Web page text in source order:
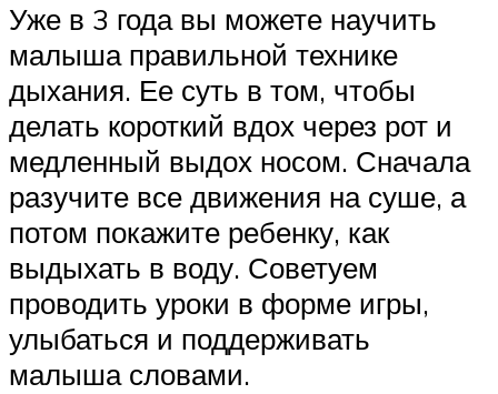
Уже в 3 года вы можете научить
малыша правильной технике
дыхания. Ее суть в том, чтобы
делать короткий вдох через рот и
медленный выдох носом. Сначала
разучите все движения на суше, а
потом покажите ребенку, как
выдыхать в воду. Советуем
проводить уроки в форме игры,
улыбаться и поддерживать
малыша словами.